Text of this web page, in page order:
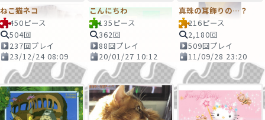
ねこ猫ネコ
450ピース
504回
237回プレイ
23/12/24 08:09
こんにちわ
135ピース
362回
88回プレイ
20/01/27 10:12
真珠の耳飾りの…？
216ピース
2,180回
509回プレイ
11/09/28 23:20